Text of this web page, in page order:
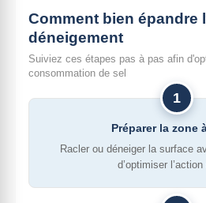
Comment bien épandre
déneigement
Suiviez ces étapes pas à pas afin
consommation de sel
1
Préparer la zone
Racler ou déneiger la surface
d’optimiser l’action